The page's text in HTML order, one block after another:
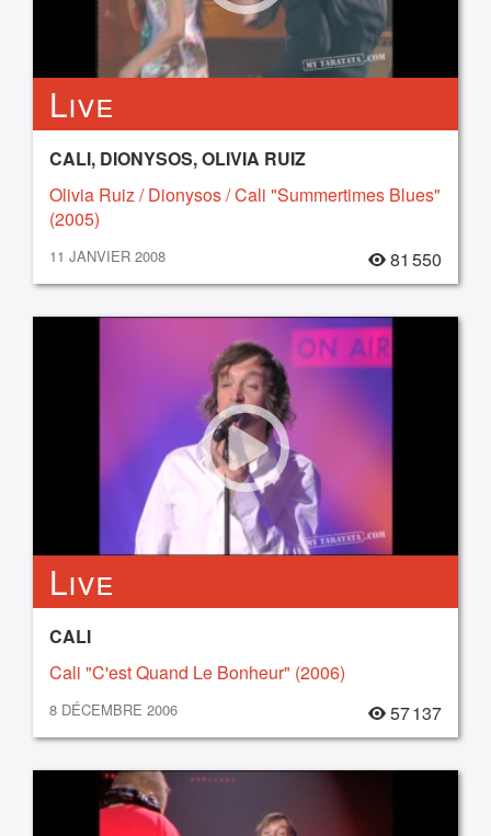
Live
CALI, DIONYSOS, OLIVIA RUIZ
Olivia Ruiz / Dionysos / Cali "Summertimes Blues"
(2005)
11 JANVIER 2008 81 550
Live
CALI
Cali "C'est Quand Le Bonheur" (2006)
8 DÉCEMBRE 2006 57 137